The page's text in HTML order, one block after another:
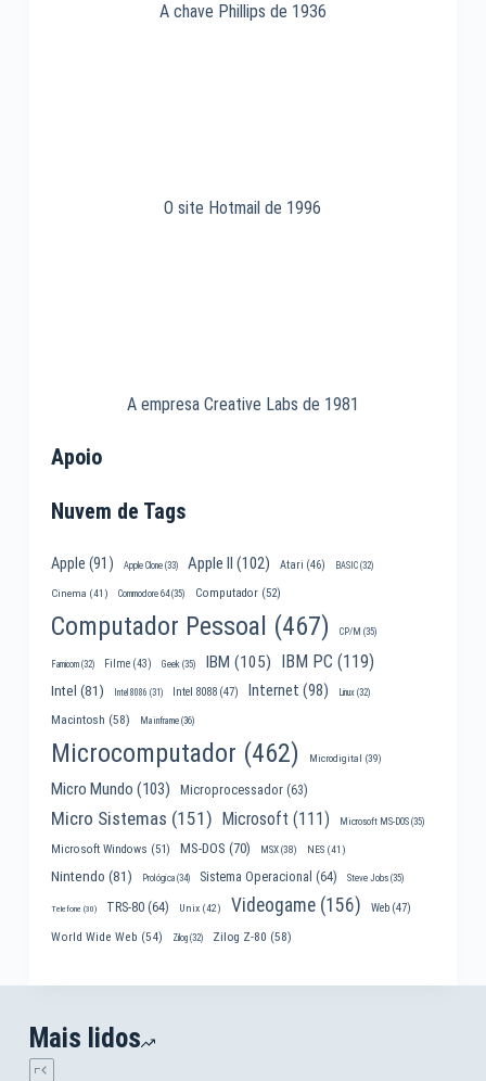
A chave Phillips de 1936
O site Hotmail de 1996
A empresa Creative Labs de 1981
Apoio
Nuvem de Tags
Apple (91) Apple Clone(33) Apple II (102) Atari (46) BASIC(32)
Cinema (41) Commodore 64(35) Computador(52)
Computador Pessoal (467) CP/M (35)
Famicom(32) Filme(43) Geek (35) IBM (105) IBM PC (119)
Intel (81) Intel 8086 (31) Intel 8088(47) Internet (98) Linux(32)
Macintosh (58) Mainframe(36)
Microcomputador (462) Microdigital (39)
Micro Mundo (103) Microprocessador(63)
Micro Sistemas (151) Microsoft (111) Microsoft MS-DOS(35)
Microsoft Windows (51) MS-DOS (70) MSX(38) NES(41)
Nintendo (81) Prológica(34) Sistema Operacional (64) Steve Jobs(35)
Telefone (30) TRS-80(64) Unix(42) Videogame(156) Web(47)
World Wide Web (54) Zilog(32) Zilog Z-80 (58)
Mais lidos